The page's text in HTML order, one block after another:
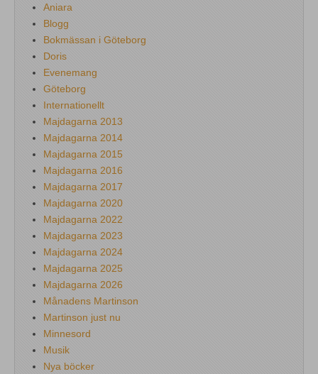
Aniara
Blogg
Bokmässan i Göteborg
Doris
Evenemang
Göteborg
Internationellt
Majdagarna 2013
Majdagarna 2014
Majdagarna 2015
Majdagarna 2016
Majdagarna 2017
Majdagarna 2020
Majdagarna 2022
Majdagarna 2023
Majdagarna 2024
Majdagarna 2025
Majdagarna 2026
Månadens Martinson
Martinson just nu
Minnesord
Musik
Nya böcker